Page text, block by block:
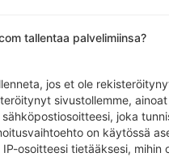
tallentaa palvelimiinsa?
jos et ole
sivustollemme,
joka
on käytössä
osoitteesi tietääksesi,